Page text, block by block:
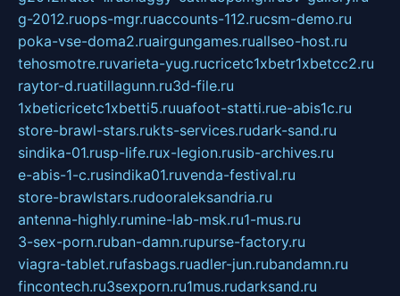
g-2012.ruops-mgr.ruaccounts-112.rucsm-demo.ru
poka-vse-doma2.ruairgungames.ruallseo-host.ru
tehosmotre.ruvarieta-yug.rucricetc1xbetr1xbetcc2.ru
raytor-d.ruatillagunn.ru3d-file.ru
1xbeticricetc1xbetti5.ruuafoot-statti.rue-abis1c.ru
store-brawl-stars.rukts-services.rudark-sand.ru
sindika-01.rusp-life.rux-legion.rusib-archives.ru
e-abis-1-c.rusindika01.ruvenda-festival.ru
store-brawlstars.rudooraleksandria.ru
antenna-highly.rumine-lab-msk.ru1-mus.ru
3-sex-porn.ruban-damn.rupurse-factory.ru
viagra-tablet.rufasbags.ruadler-jun.rubandamn.ru
fincontech.ru3sexporn.ru1mus.rudarksand.ru